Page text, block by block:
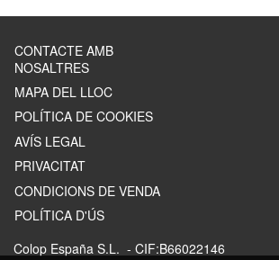
CONTACTE AMB
NOSALTRES
MAPA DEL LLOC
POLÍTICA DE COOKIES
AVÍS LEGAL
PRIVACITAT
CONDICIONS DE VENDA
POLÍTICA D'ÚS
Colop España S.L. - CIF:B66022146